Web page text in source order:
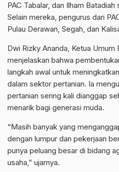
PAC Tabalar, dan Ilham Batadiah
Selain mereka, pengurus dari
Pulau Derawan, Segah, dan
Dwi Rizky Ananda, Ketua
menjelaskan bahwa
langkah awal untuk
dalam sektor pertanian. Ia
pertanian sering kali dianggap
menarik bagi generasi muda.
“Masih banyak yang
dengan lumpur dan pekerjaan
punya peluang besar di bidang
usaha,” ujarnya.